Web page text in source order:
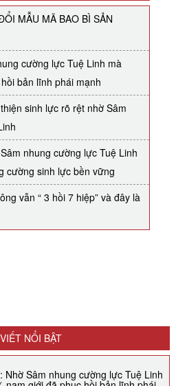
MẪU MÃ BAO BÌ SẢN
cường lực Tuệ Linh mà
bản lĩnh phái mạnh
sinh lực rõ rệt nhờ Sâm
nhung cường lực Tuệ Linh
cường sinh lực bền vững
vẫn “ 3 hồi 7 hiệp” và đây là
NỔI BẬT
Nhờ Sâm nhung cường lực Tuệ Linh